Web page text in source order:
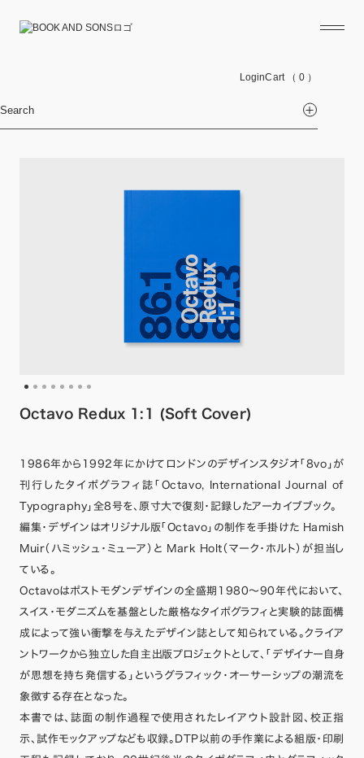
LoginCart （ 0 ）
Search
Octavo Redux 1:1 (Soft Cover)
1986年から1992年にかけてロンドンのデザインスタジオ「8vo」が
刊行したタイポグラフィ誌「Octavo, International Journal of
Typography」全8号を、原寸大で復刻・記録したアーカイブブック。
編集・デザインはオリジナル版「Octavo」の制作を手掛けた Hamish
Muir（ハミッシュ・ミューア）と Mark Holt（マーク・ホルト）が担当し
ている。
Octavoはポストモダンデザインの全盛期1980〜90年代において、
スイス・モダニズムを基盤とした厳格なタイポグラフィと実験的誌面構
成によって強い衝撃を与えたデザイン誌として知られている。クライア
ントワークから独立した自主出版プロジェクトとして、「デザイナー自身
が思想を持ち発信する」というグラフィック・オーサーシップの潮流を
象徴する存在となった。
本書では、誌面の制作過程で使用されたレイアウト設計図、校正指
示、試作モックアップなども収録。DTP以前の手作業による組版・印刷